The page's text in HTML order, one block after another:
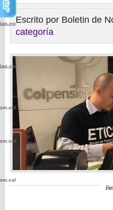
Escrito por Boletin de
categoría
wp-
wp-
wp-
wp-
wp-